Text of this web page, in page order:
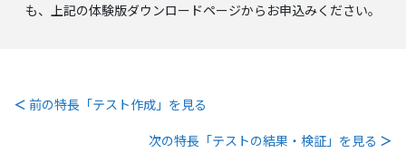
も、上記の体験版ダウンロードページからお申込みください。
＜ 前の特長「テスト作成」を見る
次の特長「テストの結果・検証」を見る ＞